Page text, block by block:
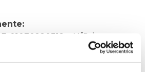
01070220312. - Ufficio